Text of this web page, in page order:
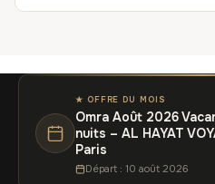
★ OFFRE DU MOIS
Omra Août 2026
nuits – AL HAYAT
Paris
Départ : 10 août 2026